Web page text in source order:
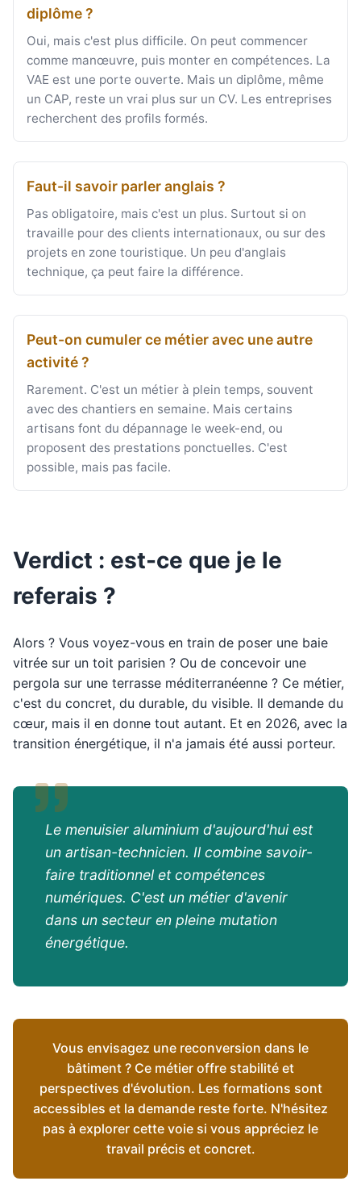
diplôme ?
Oui, mais c'est plus difficile. On peut commencer
comme manœuvre, puis monter en compétences. La
VAE est une porte ouverte. Mais un diplôme, même
un CAP, reste un vrai plus sur un CV. Les entreprises
recherchent des profils formés.
Faut-il savoir parler anglais ?
Pas obligatoire, mais c'est un plus. Surtout si on
travaille pour des clients internationaux, ou sur des
projets en zone touristique. Un peu d'anglais
technique, ça peut faire la différence.
Peut-on cumuler ce métier avec une autre
activité ?
Rarement. C'est un métier à plein temps, souvent
avec des chantiers en semaine. Mais certains
artisans font du dépannage le week-end, ou
proposent des prestations ponctuelles. C'est
possible, mais pas facile.
Verdict : est-ce que je le
referais ?
Alors ? Vous voyez-vous en train de poser une baie
vitrée sur un toit parisien ? Ou de concevoir une
pergola sur une terrasse méditerranéenne ? Ce métier,
c'est du concret, du durable, du visible. Il demande du
cœur, mais il en donne tout autant. Et en 2026, avec la
transition énergétique, il n'a jamais été aussi porteur.
Le menuisier aluminium d'aujourd'hui est
un artisan-technicien. Il combine savoir-
faire traditionnel et compétences
numériques. C'est un métier d'avenir
dans un secteur en pleine mutation
énergétique.
Vous envisagez une reconversion dans le
bâtiment ? Ce métier offre stabilité et
perspectives d'évolution. Les formations sont
accessibles et la demande reste forte. N'hésitez
pas à explorer cette voie si vous appréciez le
travail précis et concret.